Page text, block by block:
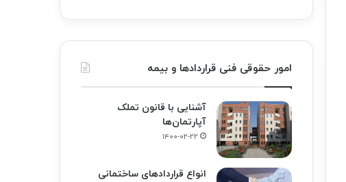
امور حقوقی فنی قراردادها و بیمه
آشنایی با قانون تملک
آپارتمان‌ها
۱۴۰۰-۰۲-۲۲
انواع قراردادهای ساختمانی